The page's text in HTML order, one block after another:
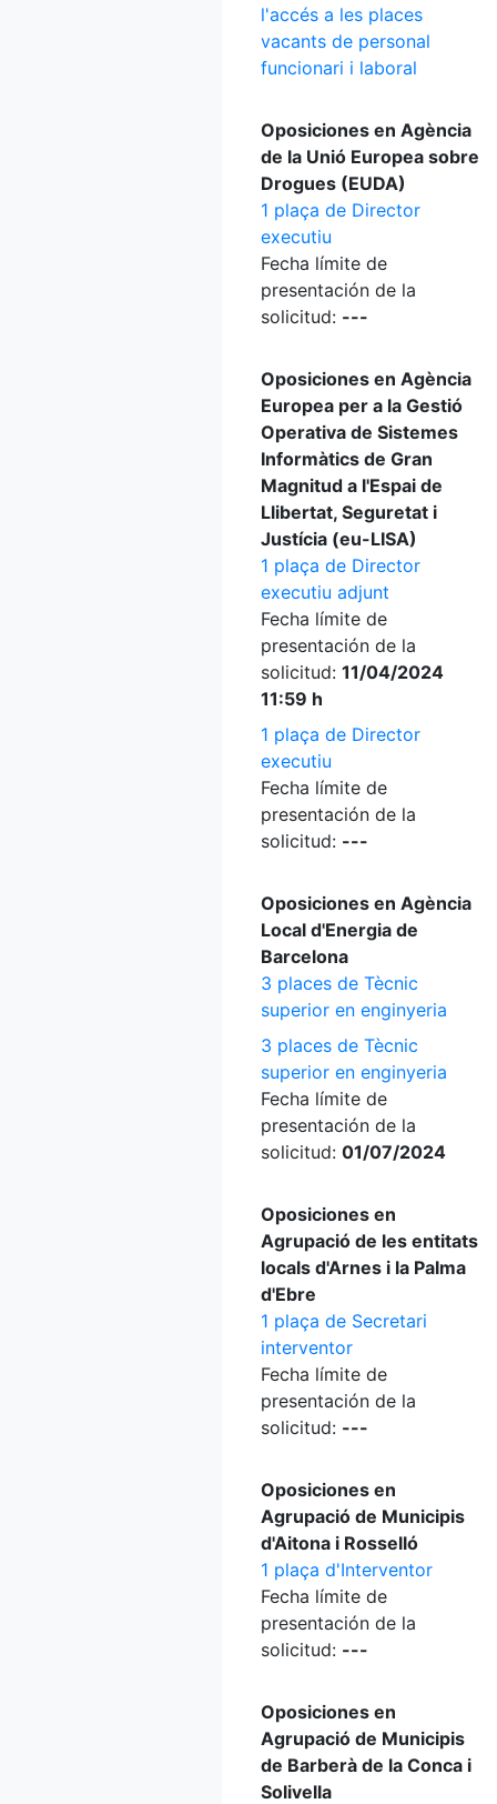
l'accés a les places
vacants de personal
funcionari i laboral
Oposiciones en Agència
de la Unió Europea sobre
Drogues (EUDA)
1 plaça de Director
executiu
Fecha límite de
presentación de la
solicitud: ---
Oposiciones en Agència
Europea per a la Gestió
Operativa de Sistemes
Informàtics de Gran
Magnitud a l'Espai de
Llibertat, Seguretat i
Justícia (eu-LISA)
1 plaça de Director
executiu adjunt
Fecha límite de
presentación de la
solicitud: 11/04/2024
11:59 h
1 plaça de Director
executiu
Fecha límite de
presentación de la
solicitud: ---
Oposiciones en Agència
Local d'Energia de
Barcelona
3 places de Tècnic
superior en enginyeria
3 places de Tècnic
superior en enginyeria
Fecha límite de
presentación de la
solicitud: 01/07/2024
Oposiciones en
Agrupació de les entitats
locals d'Arnes i la Palma
d'Ebre
1 plaça de Secretari
interventor
Fecha límite de
presentación de la
solicitud: ---
Oposiciones en
Agrupació de Municipis
d'Aitona i Rosselló
1 plaça d'Interventor
Fecha límite de
presentación de la
solicitud: ---
Oposiciones en
Agrupació de Municipis
de Barberà de la Conca i
Solivella